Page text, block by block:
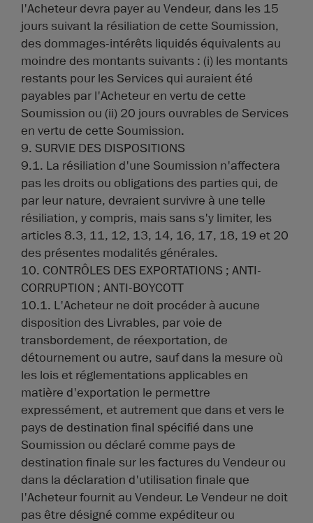
l'Acheteur devra payer au Vendeur, dans les 15
jours suivant la résiliation de cette Soumission,
des dommages-intérêts liquidés équivalents au
moindre des montants suivants : (i) les montants
restants pour les Services qui auraient été
payables par l'Acheteur en vertu de cette
Soumission ou (ii) 20 jours ouvrables de Services
en vertu de cette Soumission.
9. SURVIE DES DISPOSITIONS
9.1. La résiliation d'une Soumission n'affectera
pas les droits ou obligations des parties qui, de
par leur nature, devraient survivre à une telle
résiliation, y compris, mais sans s'y limiter, les
articles 8.3, 11, 12, 13, 14, 16, 17, 18, 19 et 20
des présentes modalités générales.
10. CONTRÔLES DES EXPORTATIONS ; ANTI-
CORRUPTION ; ANTI-BOYCOTT
10.1. L'Acheteur ne doit procéder à aucune
disposition des Livrables, par voie de
transbordement, de réexportation, de
détournement ou autre, sauf dans la mesure où
les lois et réglementations applicables en
matière d'exportation le permettre
expressément, et autrement que dans et vers le
pays de destination final spécifié dans une
Soumission ou déclaré comme pays de
destination finale sur les factures du Vendeur ou
dans la déclaration d'utilisation finale que
l'Acheteur fournit au Vendeur. Le Vendeur ne doit
pas être désigné comme expéditeur ou